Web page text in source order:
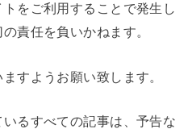
をご利用することで発生し
責任を負いかねます。
すようお願い致します。
るすべての記事は、予告な